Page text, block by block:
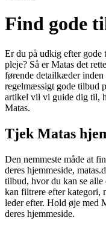
Find gode
Er du på udkig efter gode
pleje? Så er Matas det
førende detailkæder
regelmæssigt gode tilbud
artikel vil vi guide dig til,
Matas.
Tjek Matas
Den nemmeste måde at
deres hjemmeside,
tilbud, hvor du kan se alle
kan filtrere efter kategori,
leder efter. Hold øje med
deres hjemmeside.